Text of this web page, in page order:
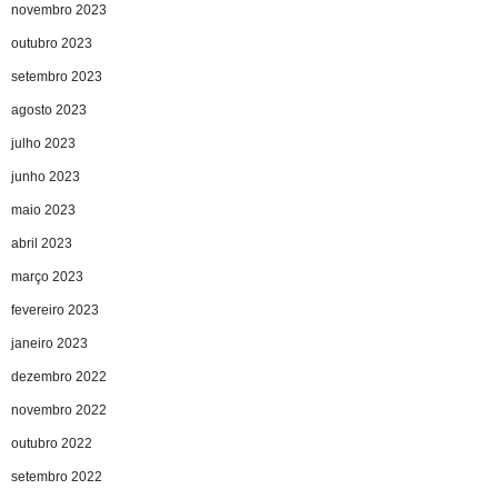
novembro 2023
outubro 2023
setembro 2023
agosto 2023
julho 2023
junho 2023
maio 2023
abril 2023
março 2023
fevereiro 2023
janeiro 2023
dezembro 2022
novembro 2022
outubro 2022
setembro 2022